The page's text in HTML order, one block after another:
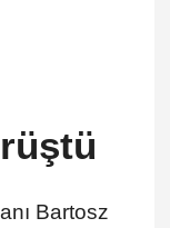
Bartosz